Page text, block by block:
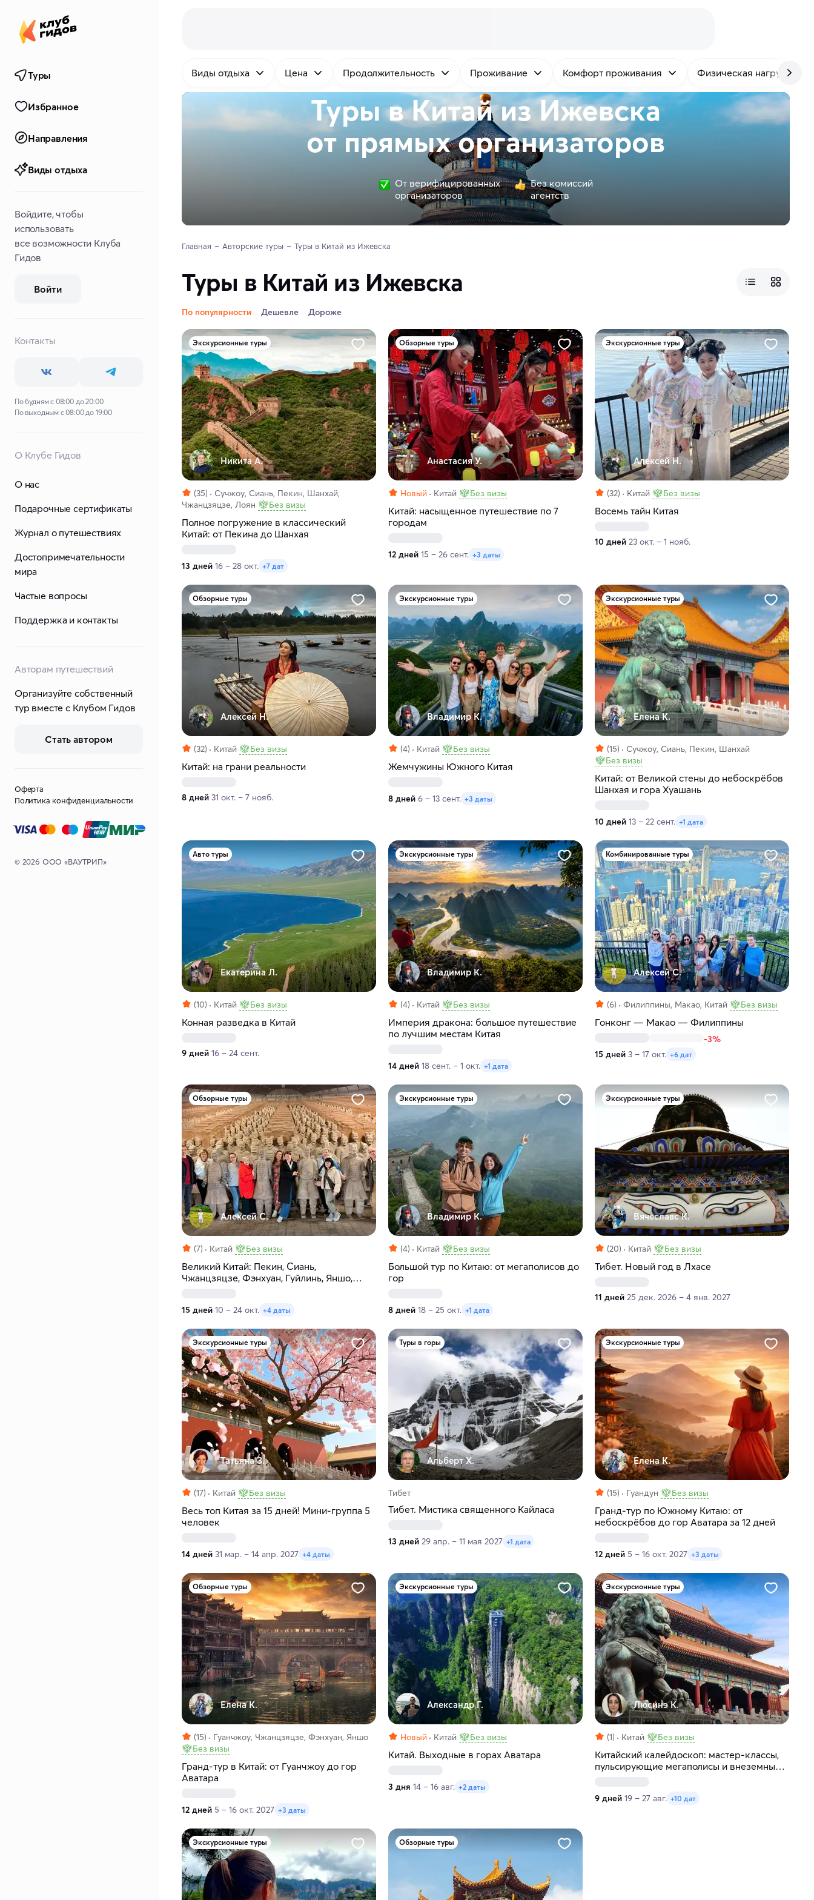
Туры
Избранное
Направления
Виды отдыха
Войдите, чтобы
использовать
все возможности Клуба
Гидов
Войти
Контакты
По будням с 08:00 до 20:00
По выходным с 08:00 до 19:00
О Клубе Гидов
О нас
Подарочные сертификаты
Журнал о путешествиях
Достопримечательности
мира
Частые вопросы
Поддержка и контакты
Авторам путешествий
Организуйте собственный
тур вместе с Клубом Гидов
Стать автором
Оферта
Политика конфиденциальности
© 2026 ООО «ВАУТРИП»
Виды отдыха Цена Продолжительность Проживание Комфорт проживания Физическая нагрузка
Туры в Китай из Ижевска
отпрямыхорганизаторов
От верифицированных
организаторов
Без комиссий
агентств
Главная Авторские туры Туры в Китай из Ижевска
Туры в Китай из Ижевска
По популярности Дешевле Дороже
Экскурсионные туры
Никита А.
(35)
Сучжоу, Сиань, Пекин, Шанхай,
Чжанцзяцзе, Лоян
Без визы
Полное погружение в классический
Китай: от Пекина до Шанхая
13 дней 16 – 28 окт. +7 дат
Обзорные туры
Анастасия У.
Новый Китай Без визы
Китай: насыщенное путешествие по 7
городам
12 дней 15 – 26 сент. +3 даты
Экскурсионные туры
Алексей Н.
(32) Китай Без визы
Восемь тайн Китая
10 дней 23 окт. – 1 нояб.
Обзорные туры
Алексей Н.
(32) Китай Без визы
Китай: на грани реальности
8 дней 31 окт. – 7 нояб.
Экскурсионные туры
Владимир К.
(4) Китай Без визы
Жемчужины Южного Китая
8 дней 6 – 13 сент. +3 даты
Экскурсионные туры
Елена К.
(15)
Сучжоу, Сиань, Пекин, Шанхай
Без визы
Китай: от Великой стены до небоскрёбов
Шанхая и гора Хуашань
10 дней 13 – 22 сент. +1 дата
Авто туры
Екатерина Л.
(10) Китай Без визы
Конная разведка в Китай
9 дней 16 – 24 сент.
Экскурсионные туры
Владимир К.
(4) Китай Без визы
Империя дракона: большое путешествие
по лучшим местам Китая
14 дней 18 сент. – 1 окт. +1 дата
Комбинированные туры
Алексей С.
(6) Филиппины, Макао, Китай Без визы
Гонконг — Макао — Филиппины
-3%
15 дней 3 – 17 окт. +6 дат
Обзорные туры
Алексей С.
(7) Китай Без визы
Великий Китай: Пекин, Сиань,
Чжанцзяцзе, Фэнхуан, Гуйлинь, Яншо,
15 дней 10 – 24 окт. +4 даты
Экскурсионные туры
Владимир К.
(4) Китай Без визы
Большой тур по Китаю: от мегаполисов до
гор
8 дней 18 – 25 окт. +1 дата
Экскурсионные туры
Вячеславс К.
(20) Китай Без визы
Тибет. Новый год в Лхасе
11 дней 25 дек. 2026 – 4 янв. 2027
Экскурсионные туры
Татьяна З.
(17) Китай Без визы
Весь топ Китая за 15 дней! Мини-группа 5
человек
14 дней 31 мар. – 14 апр. 2027 +4 даты
Туры в горы
Альберт Х.
Тибет
Тибет. Мистика священного Кайласа
13 дней 29 апр. – 11 мая 2027 +1 дата
Экскурсионные туры
Елена К.
(15) Гуандун Без визы
Гранд-тур по Южному Китаю: от
небоскрёбов до гор Аватара за 12 дней
12 дней 5 – 16 окт. 2027 +3 даты
Обзорные туры
Елена К.
(15)
Гуанчжоу, Чжанцзяцзе, Фэнхуан, Яншо
Без визы
Гранд-тур в Китай: от Гуанчжоу до гор
Аватара
12 дней 5 – 16 окт. 2027 +3 даты
Экскурсионные туры
Александр Г.
Новый Китай Без визы
Китай. Выходные в горах Аватара
3 дня 14 – 16 авг. +2 даты
Экскурсионные туры
Люсинэ К.
(1) Китай Без визы
Китайский калейдоскоп: мастер-классы,
пульсирующие мегаполисы и внеземные
9 дней 19 – 27 авг. +10 дат
Экскурсионные туры Обзорные туры